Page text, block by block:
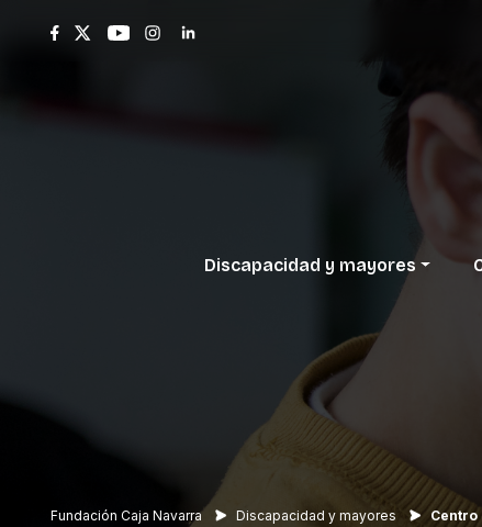
Discapacidad y mayores
Fundación Caja Navarra Discapacidad y mayores Centro